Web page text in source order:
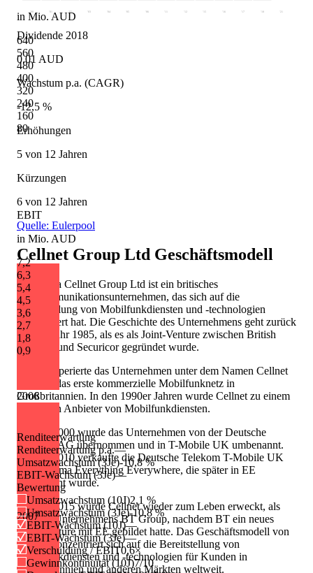
in Mio. AUD
640
560
480
400
320
240
160
80
2006
2007
EBIT
in Mio. AUD
7,2
6,3
5,4
4,5
3,6
2,7
1,8
0,9
Renditeerwartung
Renditeerwartung p.a.—
Umsatzwachstum (3Je)-10,8 %
EBIT-Wachstum (3Je)—
Bewertung
Umsatzwachstum (10J)2,1 %
Umsatzwachstum (3Je)-10,8 %
EBIT-Wachstum (10J)—
EBIT-Wachstum (3Je)—
Verschuldung / EBIT0,6×
Gewinnkontinuität (10J)7/10
'00 '01 '02 '03 '04 '05 '06 '12 '15 '16 '17 '18 '21
Dividende 2018
0.01 AUD
Wachstum p.a. (CAGR)
-12,5 %
Erhöhungen
5 von 12 Jahren
Kürzungen
6 von 12 Jahren
Quelle: Eulerpool
Cellnet Group Ltd Geschäftsmodell
Die Firma Cellnet Group Ltd ist ein britisches
Telekommunikationsunternehmen, das sich auf die
Bereitstellung von Mobilfunkdiensten und -technologien
spezialisiert hat. Die Geschichte des Unternehmens geht zurück
auf das Jahr 1985, als es als Joint-Venture zwischen British
Telecom und Securicor gegründet wurde.
Damals operierte das Unternehmen unter dem Namen Cellnet
und war das erste kommerzielle Mobilfunknetz in
Großbritannien. In den 1990er Jahren wurde Cellnet zu einem
führenden Anbieter von Mobilfunkdiensten.
Im Jahr 2000 wurde das Unternehmen von der Deutsche
Telekom AG übernommen und in T-Mobile UK umbenannt.
Im Jahr 2010 verkaufte die Deutsche Telekom T-Mobile UK
an die Firma Everything Everywhere, die später in EE
umbenannt wurde.
Im Jahr 2015 wurde Cellnet wieder zum Leben erweckt, als
Teil des Unternehmens BT Group, nachdem BT ein neues
Joint-Venture mit EE gebildet hatte. Das Geschäftsmodell von
Cellnet konzentriert sich auf die Bereitstellung von
Mobilfunkdiensten und -technologien für Kunden in
Großbritannien und anderen Märkten weltweit.